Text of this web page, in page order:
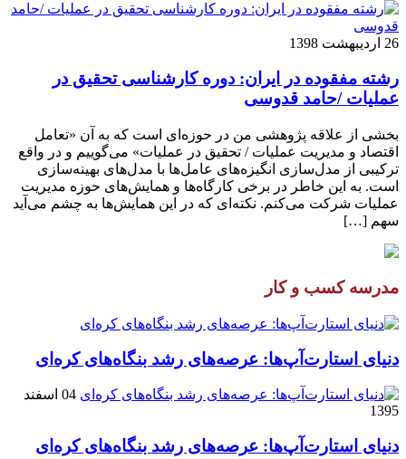
26 اردیبهشت 1398
رشته مفقوده در ایران: دوره کارشناسی تحقیق در
عملیات /حامد قدوسی
بخشی از علاقه پژوهشی من در حوزه‌ای است که به آن «تعامل
اقتصاد و مدیریت عملیات / تحقیق در عملیات» می‌گوییم و در واقع
ترکیبی از مدل‌سازی انگیزه‌های عامل‌ها با مدل‌های بهینه‌سازی
است. به این خاطر در برخی کارگاه‌ها و همایش‌های حوزه مدیریت
عملیات شرکت می‌کنم. نکته‌ای که در این همایش‌ها به چشم می‌آید
سهم […]
مدرسه کسب و کار
دنیای استارت‌آپ‌ها: عرصه‌های رشد بنگاه‌های کره‌ای‌
04 اسفند
1395
دنیای استارت‌آپ‌ها: عرصه‌های رشد بنگاه‌های کره‌ای‌